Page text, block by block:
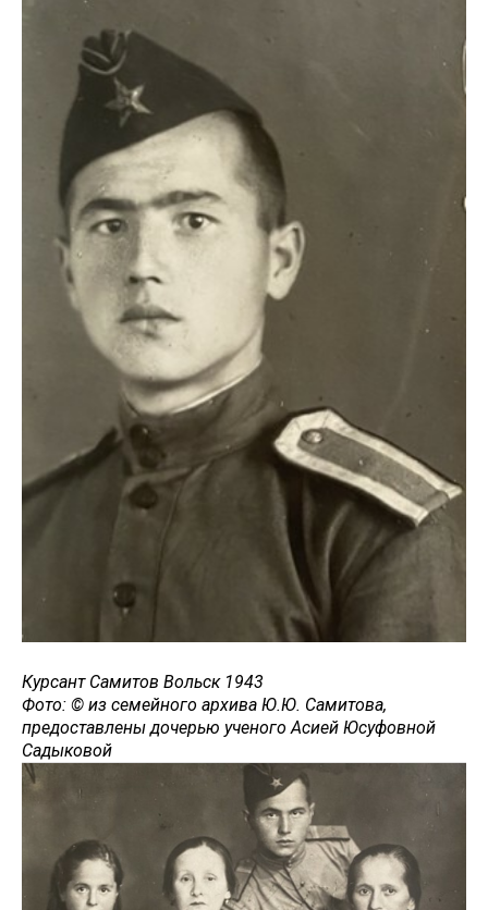
Курсант Самитов Вольск 1943
Фото: © из семейного архива Ю.Ю. Самитова,
предоставлены дочерью ученого Асией Юсуфовной
Садыковой